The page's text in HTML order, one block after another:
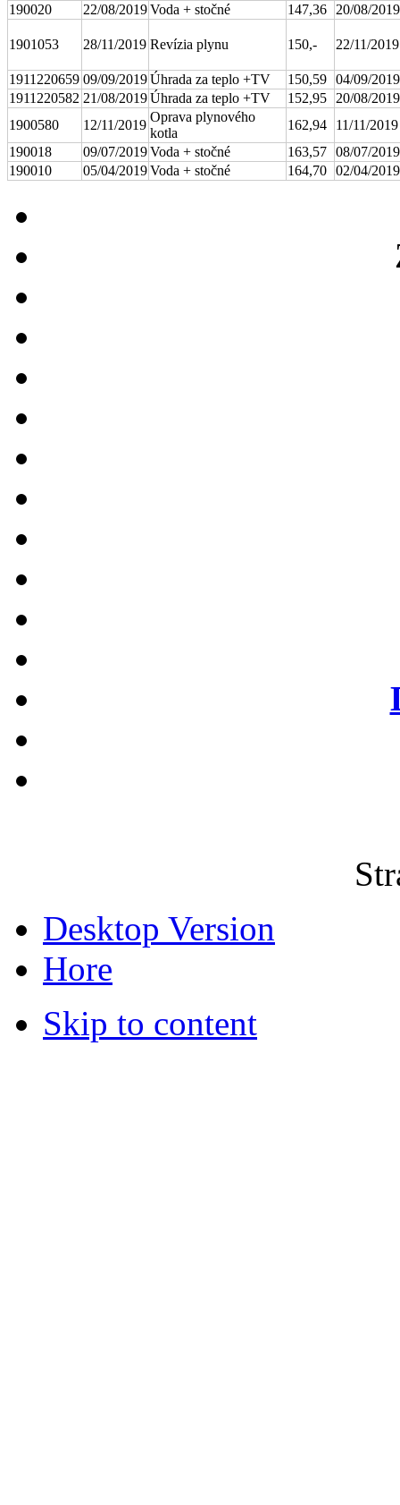
190020 22/08/2019Voda + stočné 147,36 20/08/2019
1901053 28/11/2019 Revízia plynu 150,- 22/11/2019
1911220659 09/09/2019Úhrada za teplo +TV 150,59 04/09/2019
1911220582 21/08/2019Úhrada za teplo +TV 152,95
20/08/2019
1900580
12/11/2019
Oprava plynového
kotla
162,94
11/11/2019
190018
09/07/2019Voda + stočné 163,57 08/07/2019
190010
05/04/2019Voda + stočné 164,70 02/04/2019
Desktop Version
Hore
Skip to content